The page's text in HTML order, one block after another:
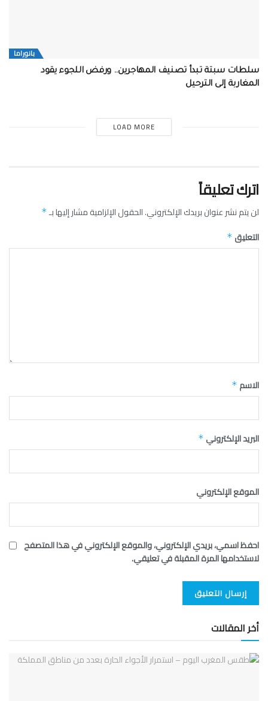
بانوراما
سلطات سبتة تبدأ تصنيف المهاجرين.. ورفض اللجوء يقود
المغاربة إلى الترحيل
LOAD MORE
اترك تعليقاً
لن يتم نشر عنوان بريدك الإلكتروني.الحقول الإلزامية مشار إليها بـ*
التعليق *
الاسم *
البريد الإلكتروني *
الموقع الإلكتروني
احفظ اسمي، بريدي الإلكتروني، والموقع الإلكتروني في هذا المتصفح
لاستخدامها المرة المقبلة في تعليقي.
أخر المقالات